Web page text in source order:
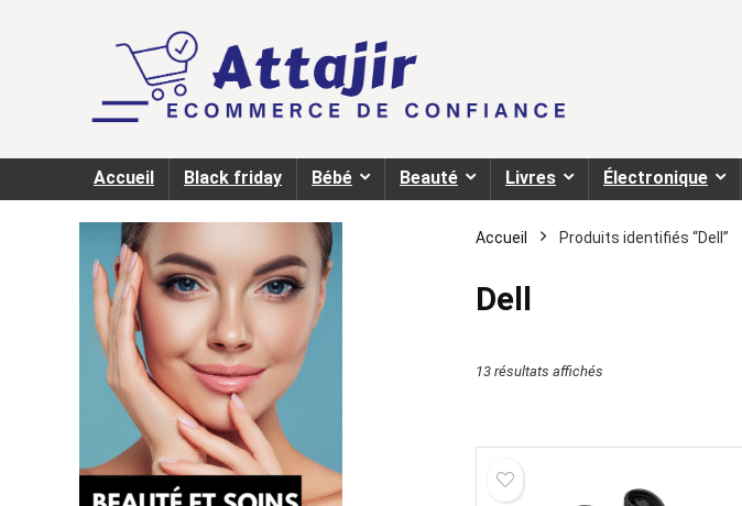
Accueil Black friday Bébé Beauté Livres Électronique
Accueil Produits identifiés “Dell”
Dell
13 résultats affichés